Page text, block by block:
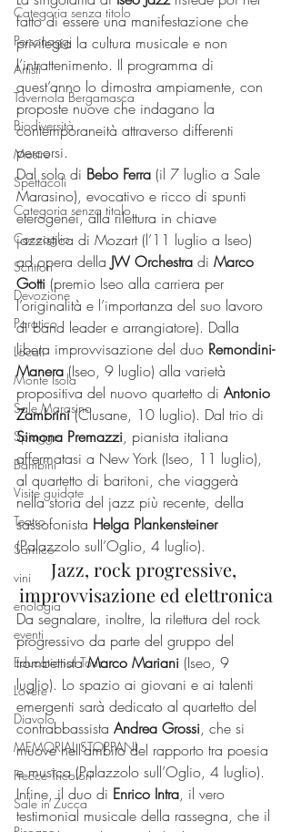
Categoria senza titolo
Personaggi
Artisti
Tavernola Bergamasca
Biodiversità
Mostre
Spettacoli
Categoria senza titolo
Coccaglio
Scrittori
Devozione
Paratico
Locali
Monte Isola
Sale Marasino
Spiagge
Bambini
Visite guidate
Teatro
Sarnico
vini
enologia
eventi
Educational Tour
Lovere
Diavolo
MEMORIAL STOPPANI
Frecce Tricolori
Sale in Zucca
fatto di essere una manifestazione che
privilegia la cultura musicale e non
l’intrattenimento. Il programma di
quest’anno lo dimostra ampiamente, con
proposte nuove che indagano la
contemporaneità attraverso differenti
percorsi.
Dal solo di Bebo Ferra (il 7 luglio a Sale
Marasino), evocativo e ricco di spunti
eterogenei, alla rilettura in chiave
jazzistica di Mozart (l’11 luglio a Iseo)
ad opera della JW Orchestra di Marco
Gotti (premio Iseo alla carriera per
l’originalità e l’importanza del suo lavoro
di band leader e arrangiatore). Dalla
libera improvvisazione del duo Remondini-
Manera (Iseo, 9 luglio) alla varietà
propositiva del nuovo quartetto di Antonio
Zambrini (Clusane, 10 luglio). Dal trio di
Simona Premazzi, pianista italiana
affermatasi a New York (Iseo, 11 luglio),
al quartetto di baritoni, che viaggerà
nella storia del jazz più recente, della
sassofonista Helga Plankensteiner
(Palazzolo sull’Oglio, 4 luglio).
Jazz, rock progressive,
improvvisazione ed elettronica
Da segnalare, inoltre, la rilettura del rock
progressivo da parte del gruppo del
trombettista Marco Mariani (Iseo, 9
luglio). Lo spazio ai giovani e ai talenti
emergenti sarà dedicato al quartetto del
contrabbassista Andrea Grossi, che si
muove nell’ambito del rapporto tra poesia
e musica (Palazzolo sull’Oglio, 4 luglio).
Infine, il duo di Enrico Intra, il vero
testimonial musicale della rassegna, che il